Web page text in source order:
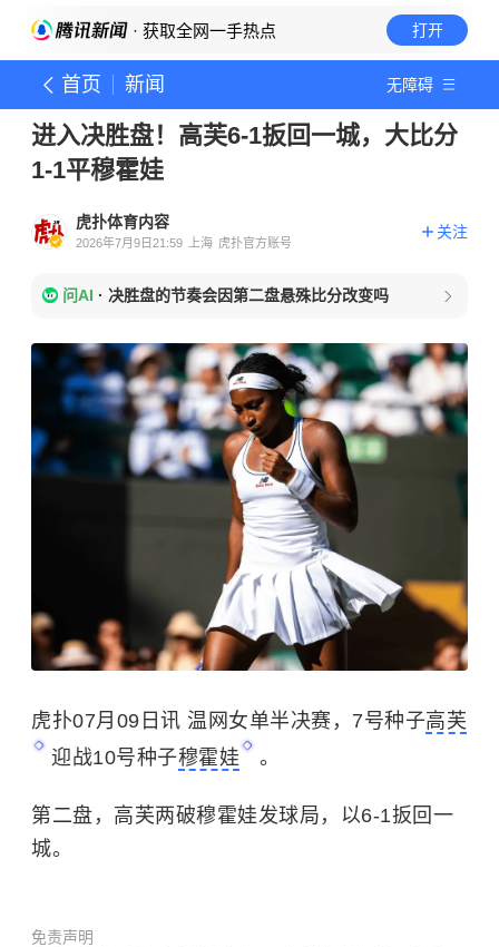
· 获取全网一手热点 打开
首页 新闻 无障碍
进入决胜盘！高芙6-1扳回一城，大比分
1-1平穆霍娃
虎扑体育内容
2026年7月9日21:59 上海 虎扑官方账号
关注
问AI · 决胜盘的节奏会因第二盘悬殊比分改变吗
虎扑07月09日讯 温网女单半决赛，7号种子高芙
迎战10号种子穆霍娃 。
第二盘，高芙两破穆霍娃发球局，以6-1扳回一
城。
免责声明